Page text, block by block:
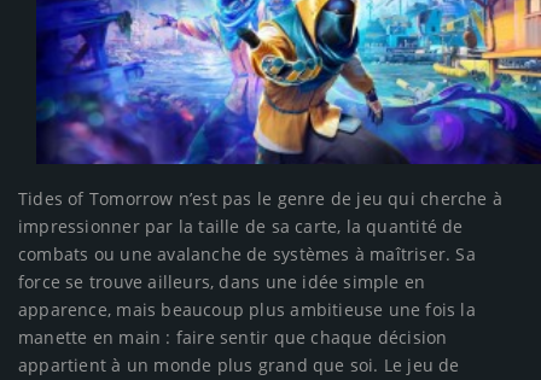
Tides of Tomorrow n’est pas le genre de jeu qui cherche à
impressionner par la taille de sa carte, la quantité de
combats ou une avalanche de systèmes à maîtriser. Sa
force se trouve ailleurs, dans une idée simple en
apparence, mais beaucoup plus ambitieuse une fois la
manette en main : faire sentir que chaque décision
appartient à un monde plus grand que soi. Le jeu de